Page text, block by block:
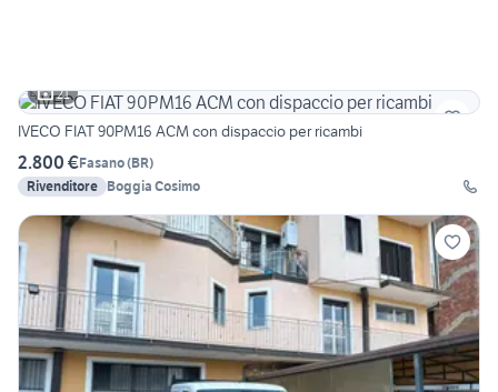
21
IVECO FIAT 90PM16 ACM con dispaccio per ricambi
2.800 €Fasano(BR)
Rivenditore Boggia Cosimo